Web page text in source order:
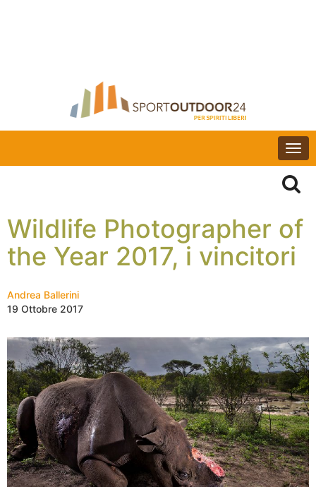
Wildlife Photographer of
the Year 2017, i vincitori
Andrea Ballerini
19 Ottobre 2017